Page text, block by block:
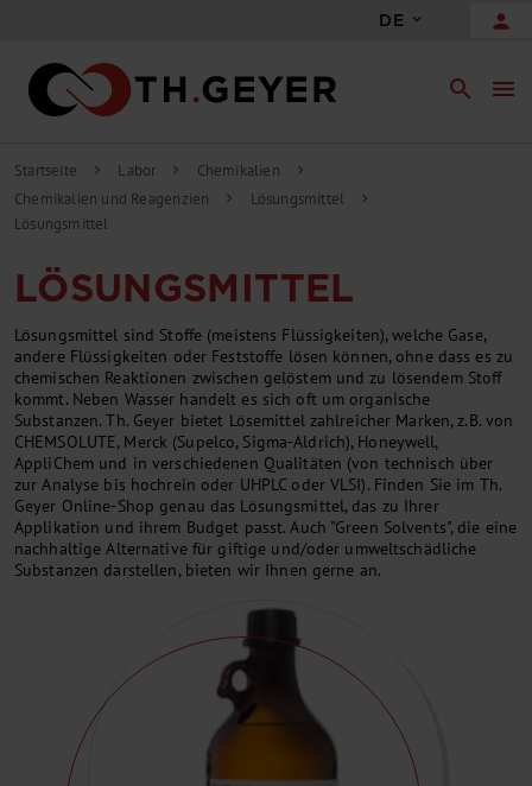
DE person
search menu
Startseite chevron_right Labor chevron_right Chemikalien chevron_right
Chemikalien und Reagenzien chevron_right Lösungsmittel chevron_right
Lösungsmittel
LÖSUNGSMITTEL
Lösungsmittel sind Stoffe (meistens Flüssigkeiten), welche Gase,
andere Flüssigkeiten oder Feststoffe lösen können, ohne dass es zu
chemischen Reaktionen zwischen gelöstem und zu lösendem Stoff
kommt. Neben Wasser handelt es sich oft um organische
Substanzen. Th. Geyer bietet Lösemittel zahlreicher Marken, z.B. von
CHEMSOLUTE, Merck (Supelco, Sigma-Aldrich), Honeywell,
AppliChem und in verschiedenen Qualitäten (von technisch über
zur Analyse bis hochrein oder UHPLC oder VLSI). Finden Sie im Th.
Geyer Online-Shop genau das Lösungsmittel, das zu Ihrer
Applikation und ihrem Budget passt. Auch "Green Solvents", die eine
nachhaltige Alternative für giftige und/oder umweltschädliche
Substanzen darstellen, bieten wir Ihnen gerne an.